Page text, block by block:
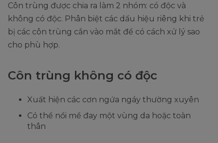
Côn trùng được chia ra làm 2 nhóm: có độc và
không có độc. Phân biệt các dấu hiệu riêng khi trẻ
bị các côn trùng cắn vào mắt để có cách xử lý sao
cho phù hợp.
Côn trùng không có độc
Xuất hiện các cơn ngứa ngáy thường xuyên
Có thể nổi mề đay một vùng da hoặc toàn
thân